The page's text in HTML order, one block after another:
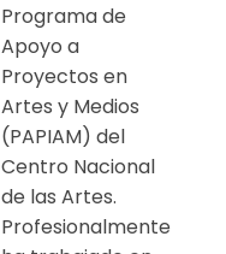
Programa de
Apoyo a
Proyectos en
Artes y Medios
(PAPIAM) del
Centro Nacional
de las Artes.
Profesionalmente